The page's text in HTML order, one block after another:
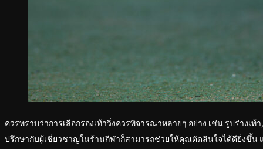
ควรทราบว่าการเลือกรองเท้าวิ่งควรพิจารณาหลายๆ อย่าง เช่น รูปร่างเ
ปรึกษากับผู้เชี่ยวชาญในร้านกีฬาก็สามารถช่วยให้คุณตัดสินใจได้ดียิ่งขึ้น